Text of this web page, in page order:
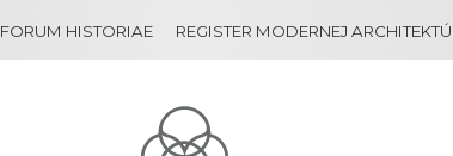
FORUM HISTORIAE REGISTER MODERNEJ